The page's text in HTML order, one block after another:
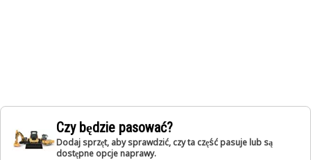
Czy będzie pasować?
Dodaj sprzęt, aby sprawdzić, czy ta część pasuje lub są
dostępne opcje naprawy.